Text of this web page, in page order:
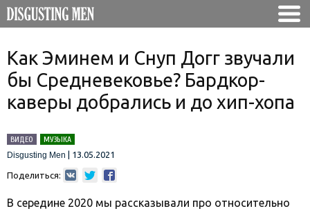
Как Эминем и Снуп Догг звучали
бы Средневековье? Бардкор-
каверы добрались и до хип-хопа
ВИДЕО
МУЗЫКА
Disgusting Men
13.05.2021
Поделиться:
В середине 2020 мы рассказывали про относительно